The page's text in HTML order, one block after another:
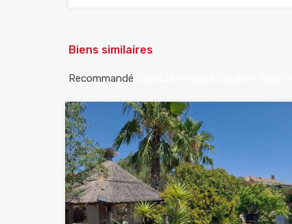
Biens similaires
Recommandé